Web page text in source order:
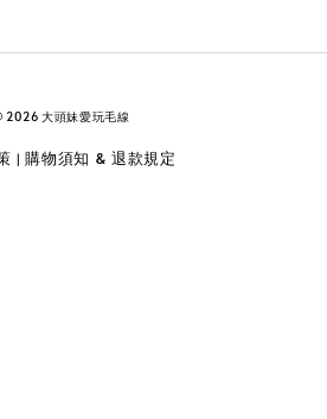
2026 大頭妹愛玩毛線
|購物須知 & 退款規定